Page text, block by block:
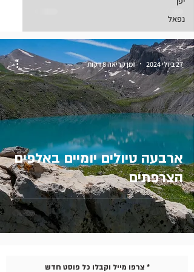
נפאל
ארבעה טיולים יומיים באלפים
הצרפתים
27 ביולי 2024 זמן קריאה 8 דקות
צרפו מייל וקבלו כל פוסט חדש